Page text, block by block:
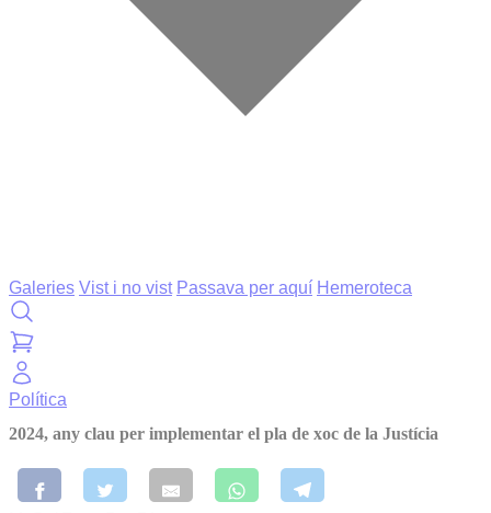
Galeries Vist i no vist Passava per aquí Hemeroteca
Política
2024, any clau per implementar el pla de xoc de la Justícia